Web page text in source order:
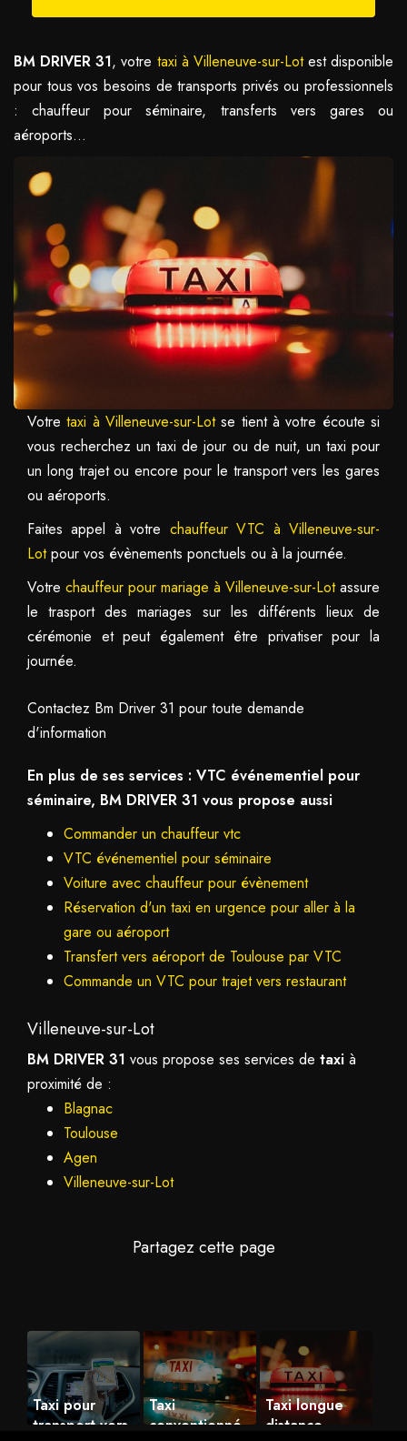
BM DRIVER 31, votre taxi à Villeneuve-sur-Lotest disponible
pour tous vos besoins de transports privés ou professionnels
: chauffeur pour séminaire, transferts vers gares ou
aéroports...
Votretaxi à Villeneuve-sur-Lotse tient à votre écoute si
vous recherchez un taxi de jour ou de nuit, un taxi pour
un long trajet ou encore pour le transport vers les gares
ou aéroports.
Faites appel à votre chauffeur VTC à Villeneuve-sur-
Lotpour vos évènements ponctuels ou à la journée.
Votre chauffeur pour mariage à Villeneuve-sur-Lotassure
le trasport des mariages sur les différents lieux de
cérémonie et peut également être privatiser pour la
journée.
Contactez Bm Driver 31 pour toute demande
d'information
En plus de ses services : VTC événementiel pour
séminaire, BM DRIVER 31 vous propose aussi
Commander un chauffeur vtc
VTC événementiel pour séminaire
Voiture avec chauffeur pour évènement
Réservation d'un taxi en urgence pour aller à la
gare ou aéroport
Transfert vers aéroport de Toulouse par VTC
Commande un VTC pour trajet vers restaurant
Villeneuve-sur-Lot
BM DRIVER 31 vous propose ses services de taxi à
proximité de :
Blagnac
Toulouse
Agen
Villeneuve-sur-Lot
Taxi pour
transport vers
Taxi
conventionné
Taxi longue
distance